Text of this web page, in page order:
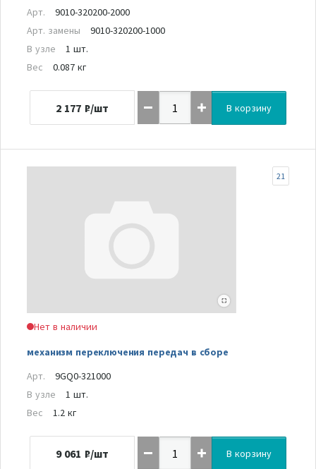
Арт.
9010-320200-2000
Арт. замены
9010-320200-1000
В узле
1 шт.
Вес
0.087 кг
2 177 ₽/шт В корзину
Нет в наличии
механизм переключения передач в сборе
21
Арт.
9GQ0-321000
В узле
1 шт.
Вес
1.2 кг
9 061 ₽/шт В корзину